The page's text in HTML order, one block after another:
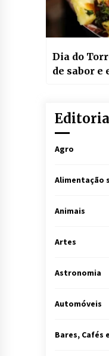
Dia do
de sabor
Agro
Alimentação
Animais
Artes
Astronomia
Automóveis
Bares, Cafés